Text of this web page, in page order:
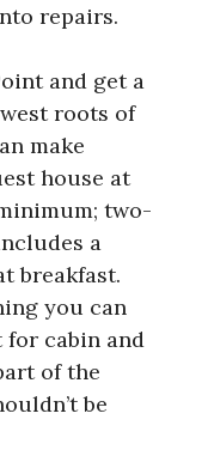
repairs.
and get a
roots of
make
house at
two-
a
breakfast.
you can
for cabin and
of the
be